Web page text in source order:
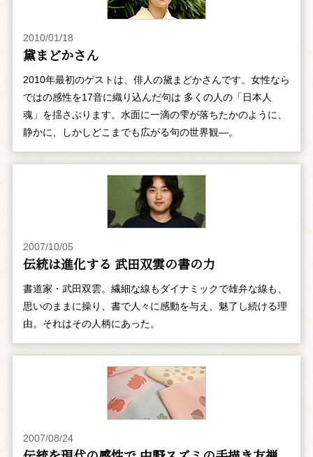
2010/01/18
黛まどかさん
2010年最初のゲストは、俳人の黛まどかさんです。女性なら
ではの感性を17音に織り込んだ句は 多くの人の「日本人
魂」を揺さぶります。水面に一滴の雫が落ちたかのように、
静かに、しかしどこまでも広がる句の世界観―。
2007/10/05
伝統は進化する 武田双雲の書の力
書道家・武田双雲。繊細な線もダイナミックで雄弁な線も、
思いのままに操り、書で人々に感動を与え、魅了し続ける理
由。それはその人柄にあった。
2007/08/24